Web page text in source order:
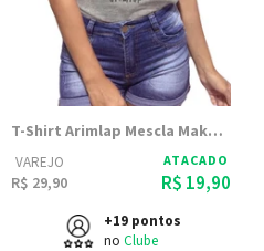
T-Shirt Arimlap Mescla Make Today
VAREJO
R$ 29,90
ATACADO
R$ 19,90
+19 pontos
no Clube